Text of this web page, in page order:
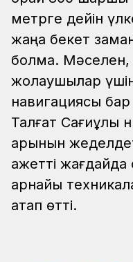
метрге дейін
жаңа бекет
болмақ. Мәселен,
жолаушылар үшін
навигациясы
Талғат Сағиұлы
қарқынын
қажетті
арнайы
атап өтті.